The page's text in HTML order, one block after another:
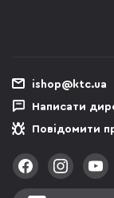
ishop@ktc.ua
Написати
Повідомити